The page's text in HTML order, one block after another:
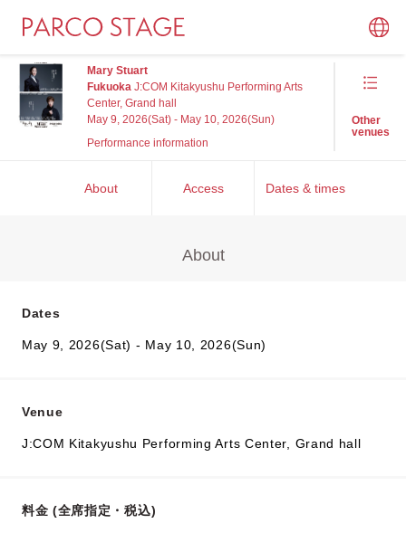
Mary Stuart
FukuokaJ:COM Kitakyushu Performing Arts
Center, Grand hall
May 9, 2026(Sat) - May 10, 2026(Sun)
Performance information
Other
venues
About Access Dates & times
About
Dates
May 9, 2026(Sat) - May 10, 2026(Sun)
Venue
J:COM Kitakyushu Performing Arts Center, Grand hall
料金 (全席指定・税込)